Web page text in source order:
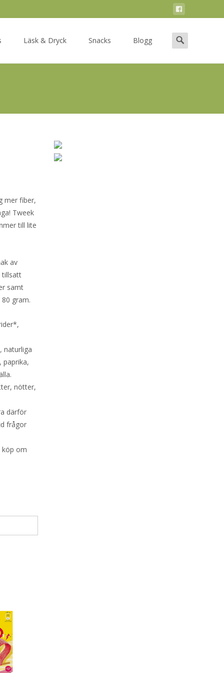
Läsk & Dryck Snacks Blogg
Search
for:
mer fiber,
Tweek
till lite
av
tillsatt
samt
gram.
naturliga
nötter,
därför
frågor
köp om